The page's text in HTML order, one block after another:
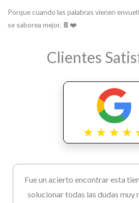
Porque cuando las palabras vienen
se saborea mejor. 🍫❤️
Clientes
Fue un acierto encontrar esta
solucionar todas las dudas muy